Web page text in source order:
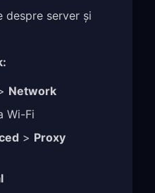
despre server și
Network
Wi-Fi
> Proxy